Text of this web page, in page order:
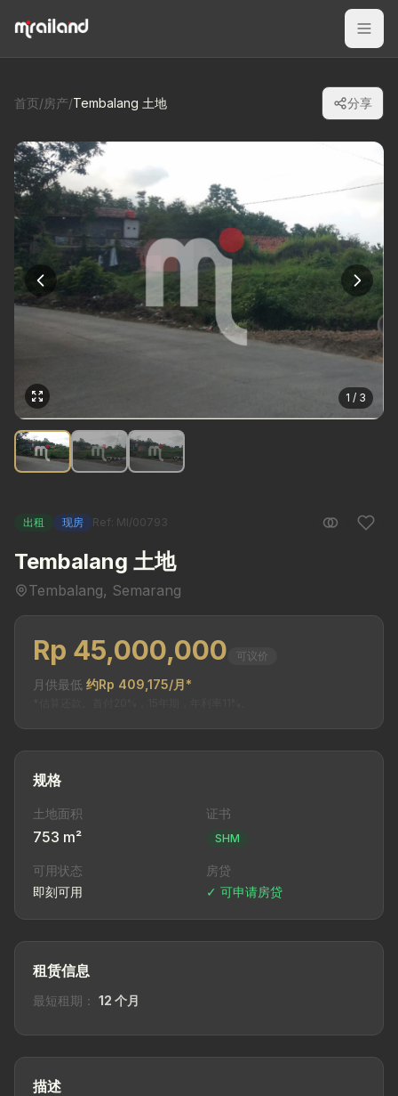
首页/房产/Tembalang 土地 分享
1 / 3
出租 现房 Ref: MI/00793
Tembalang 土地
Tembalang, Semarang
Rp 45,000,000 可议价
月供最低 约Rp 409,175/月*
规格
土地面积
753 m²
证书
SHM
可用状态
即刻可用
房贷
✓ 可申请房贷
租赁信息
最短租期： 12 个月
描述